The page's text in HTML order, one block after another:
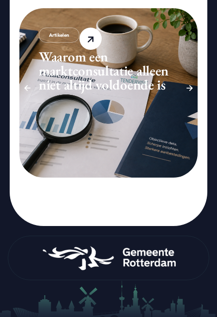
Artikelen
Waarom een
marktconsultatie alleen
niet altijd voldoende is